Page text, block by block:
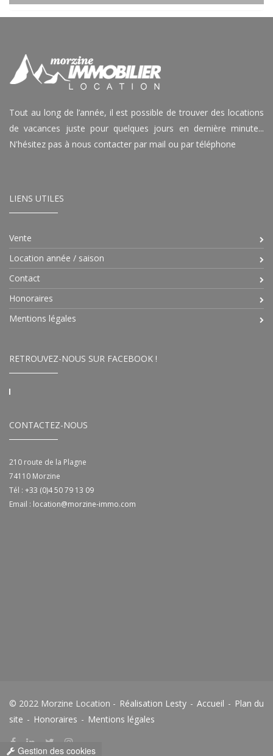
Tout au long de l’année, il est possible de trouver des locations
de vacances juste pour quelques jours en dernière minute...
N'hésitez pas à nous contacter par mail ou par téléphone
LIENS UTILES
Vente
Location année / saison
Contact
Honoraires
Mentions légales
RETROUVEZ-NOUS SUR FACEBOOK !
CONTACTEZ-NOUS
210 route de la Plagne
74110 Morzine
Tél : +33 (0)4 50 79 13 09
Email : location@morzine-immo.com
© 2022 Morzine Location - Réalisation Lesty - Accueil - Plan du
site - Honoraires - Mentions légales
Gestion des cookies